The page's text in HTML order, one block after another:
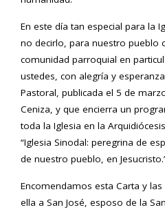
En este día tan especial para la
no decirlo, para nuestro pueblo
comunidad parroquial en
ustedes, con alegría y
Pastoral, publicada el 5 de
Ceniza, y que encierra un
toda la Iglesia en la
“Iglesia Sinodal: peregrina de
de nuestro pueblo, en
Encomendamos esta Carta y
ella a San José, esposo de la